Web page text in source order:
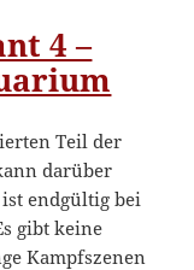
4 –
Teil der
darüber
endgültig bei
gibt keine
Kampfszenen